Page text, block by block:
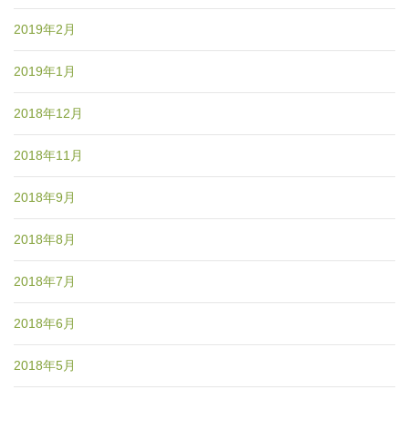
2019年2月
2019年1月
2018年12月
2018年11月
2018年9月
2018年8月
2018年7月
2018年6月
2018年5月